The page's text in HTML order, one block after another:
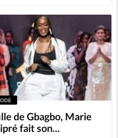
de Gbagbo, Marie
fait son...